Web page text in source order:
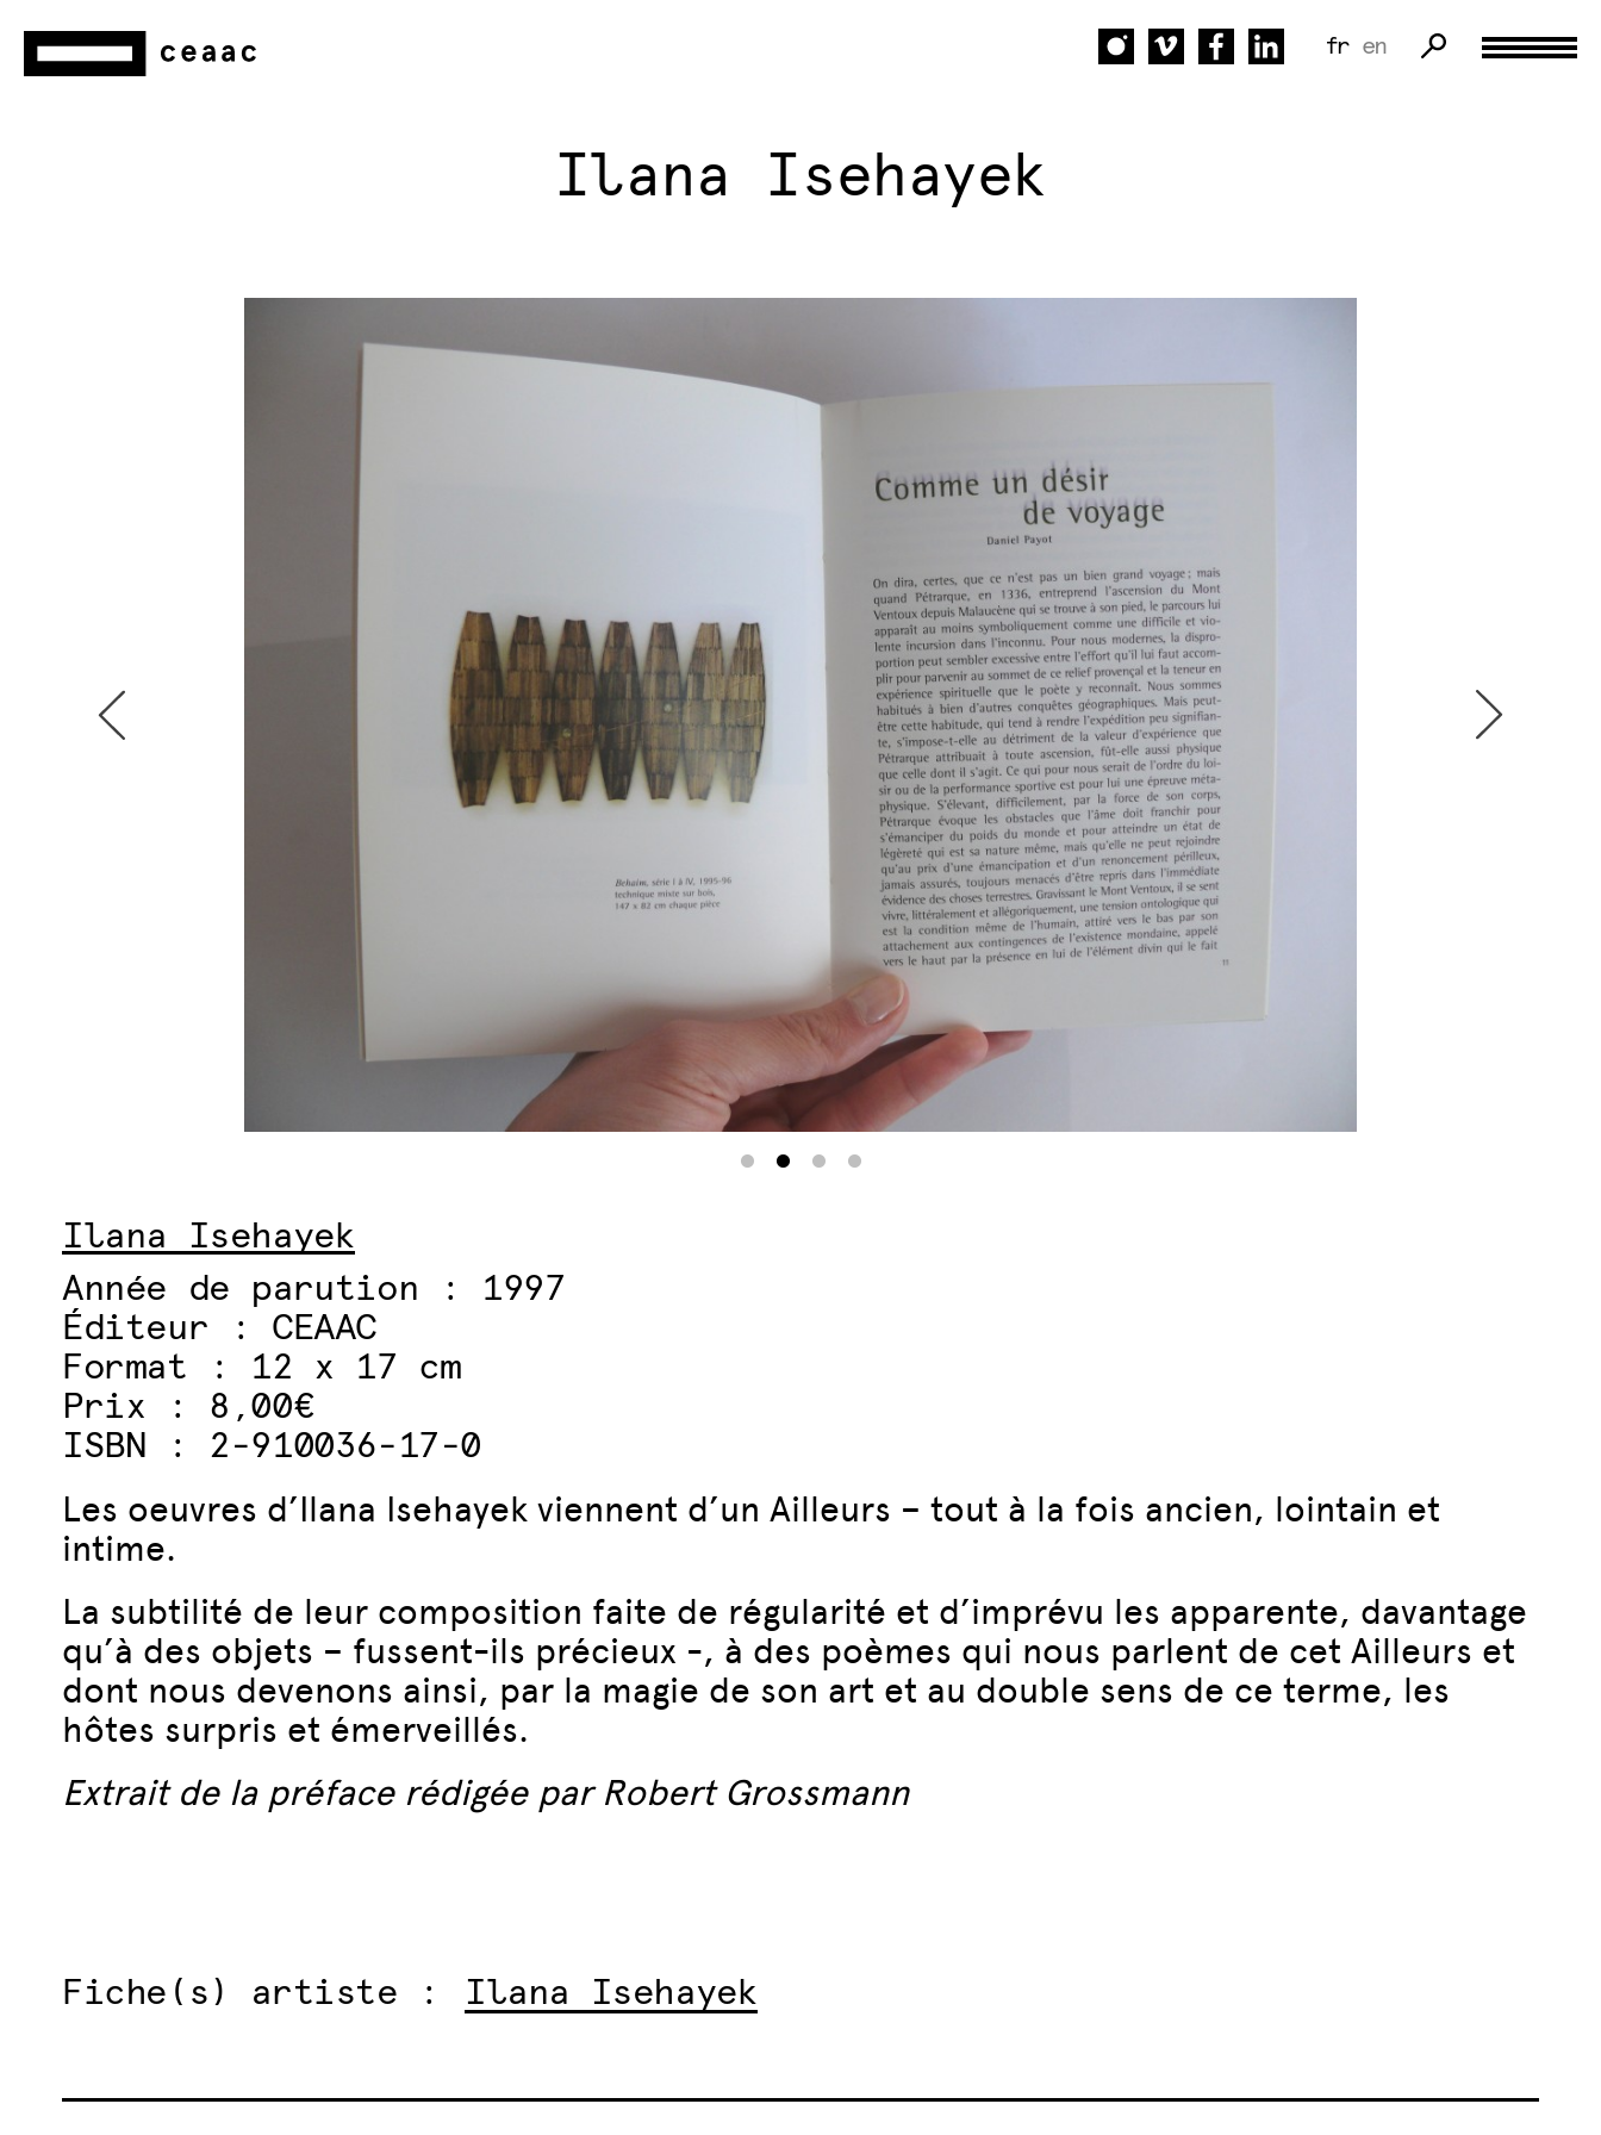
fr en
Ilana Isehayek
Ilana Isehayek
Année de parution : 1997
Éditeur : CEAAC
Format : 12 x 17 cm
Prix : 8,00€
ISBN : 2-910036-17-0
Les oeuvres d’Ilana Isehayek viennent d’un Ailleurs – tout à la fois ancien, lointain et
intime.
La subtilité de leur composition faite de régularité et d’imprévu les apparente, davantage
qu’à des objets – fussent-ils précieux -, à des poèmes qui nous parlent de cet Ailleurs et
dont nous devenons ainsi, par la magie de son art et au double sens de ce terme, les
hôtes surpris et émerveillés.
Extrait de la préface rédigée par Robert Grossmann
Fiche(s) artiste : Ilana Isehayek